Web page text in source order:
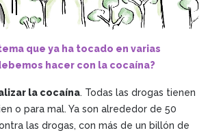
que ya ha tocado en varias
hacer con la cocaína?
la cocaína. Todas las drogas tienen
o para mal. Ya son alrededor de 50
las drogas, con más de un billón de